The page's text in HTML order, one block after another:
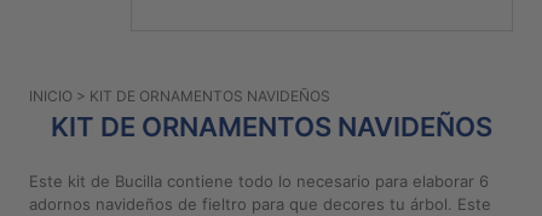
Preguntas
frecuentes
Privacidad
INICIO > KIT DE ORNAMENTOS NAVIDEÑOS
KIT DE ORNAMENTOS NAVIDEÑOS
Este kit de Bucilla contiene todo lo necesario para elaborar 6
adornos navideños de fieltro para que decores tu árbol. Este